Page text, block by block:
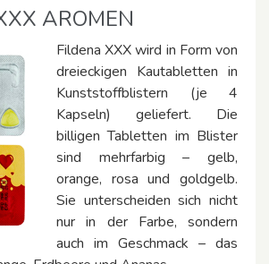
AROMEN
Fildena XXX wird in Form von
dreieckigen Kautabletten in
Kunststoffblistern (je 4
Kapseln) geliefert. Die
billigen Tabletten im Blister
sind mehrfarbig – gelb,
orange, rosa und goldgelb.
Sie unterscheiden sich nicht
nur in der Farbe, sondern
auch im Geschmack – das